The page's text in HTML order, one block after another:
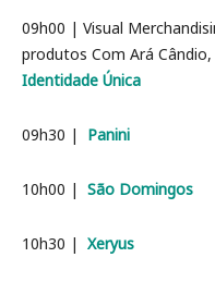
09h00 | Visual
produtos Com Ará
Identidade Única
09h30 | Panini
10h00 | São Domingos
10h30 | Xeryus